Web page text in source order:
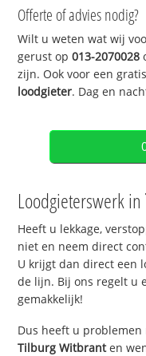
Offerte of advies nodig?
Wilt u weten wat wij
gerust op013-2070028
zijn. Ook voor een gratis
loodgieter. Dag en
Loodgieterswerk in
Heeft u lekkage,
niet en neem direct
U krijgt dan direct een
de lijn. Bij ons regelt u
gemakkelijk!
Dus heeft u
Tilburg Witbranten